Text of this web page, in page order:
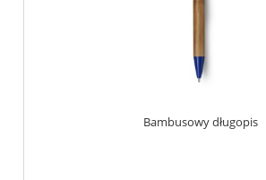
Bambusowy długopis